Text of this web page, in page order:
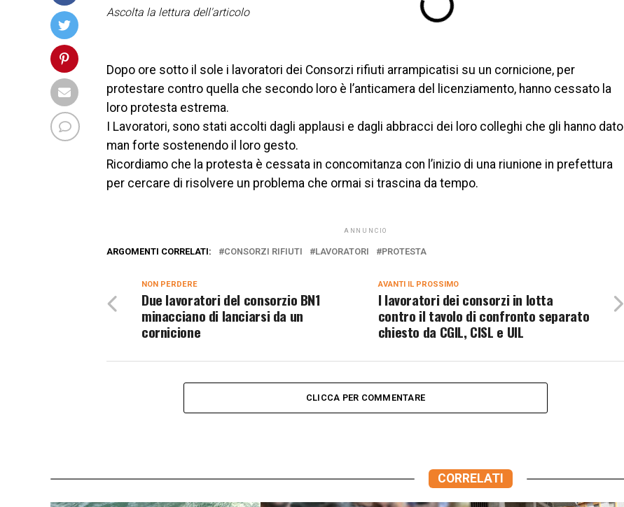
Ascolta la lettura dell'articolo
Dopo ore sotto il sole i lavoratori dei Consorzi rifiuti arrampicatisi su un cornicione, per
protestare contro quella che secondo loro è l’anticamera del licenziamento, hanno cessato la
loro protesta estrema.
I Lavoratori, sono stati accolti dagli applausi e dagli abbracci dei loro colleghi che gli hanno dato
man forte sostenendo il loro gesto.
Ricordiamo che la protesta è cessata in concomitanza con l’inizio di una riunione in prefettura
per cercare di risolvere un problema che ormai si trascina da tempo.
ANNUNCIO
ARGOMENTI CORRELATI: CONSORZI RIFIUTI LAVORATORI PROTESTA
AVANTI IL ​​PROSSIMO
I lavoratori dei consorzi in lotta
contro il tavolo di confronto separato
chiesto da CGIL, CISL e UIL
NON PERDERE
Due lavoratori del consorzio BN1
minacciano di lanciarsi da un
cornicione
CLICCA PER COMMENTARE
CORRELATI